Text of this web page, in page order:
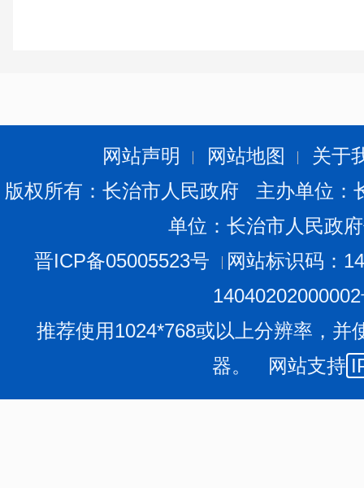
网站声明 网站地图
关于
版权所有：长治市人民政府 主办单位
单位：长治市人民政
晋ICP备05005523号
网站标识码：
推荐使用1024*768或以上分辨率，并
器。 网站支持